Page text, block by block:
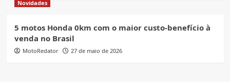
Novidades
5 motos Honda 0km com o maior custo-benefício à
venda no Brasil
MotoRedator 27 de maio de 2026